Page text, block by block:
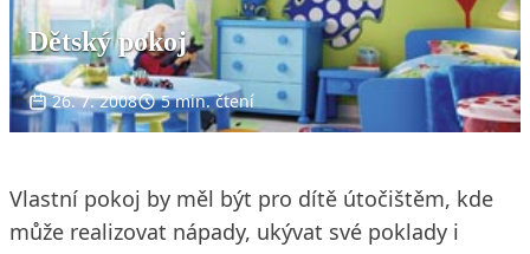
Dětský pokoj
26. 7. 2008 5 min. čtení
Vlastní pokoj by měl být pro dítě útočištěm, kde
může realizovat nápady, ukývat své poklady i